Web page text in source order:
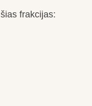
frakcijas: